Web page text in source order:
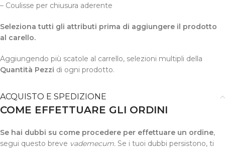
– Coulisse per chiusura aderente
Seleziona tutti gli attributi prima di aggiungere il prodotto
al carello.
Aggiungendo più scatole al carrello, selezioni multipli della
Quantità Pezzi di ogni prodotto.
ACQUISTO E SPEDIZIONE
COME EFFETTUARE GLI ORDINI
Se hai dubbi su come procedere per effettuare un ordine,
segui questo breve vademecum. Se i tuoi dubbi persistono, ti